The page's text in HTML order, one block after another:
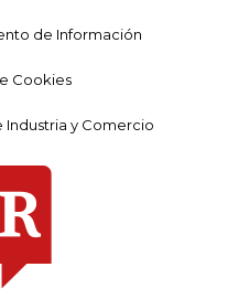
de Información
Cookies
y Comercio